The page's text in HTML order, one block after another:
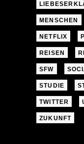
MENSCHEN
NETFLIX
REISEN
SFW
STUDIE
TWITTER
ZUKUNFT